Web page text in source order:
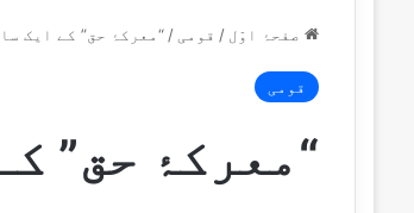
صفحۂ اوّل / قومی / “معرکۂ حق” کے ایک
قومی
“معرکۂ حق”